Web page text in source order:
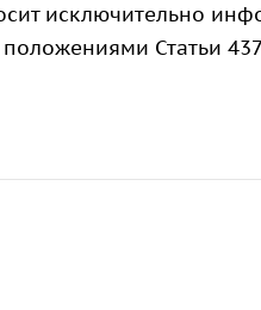
исключительно
Статьи